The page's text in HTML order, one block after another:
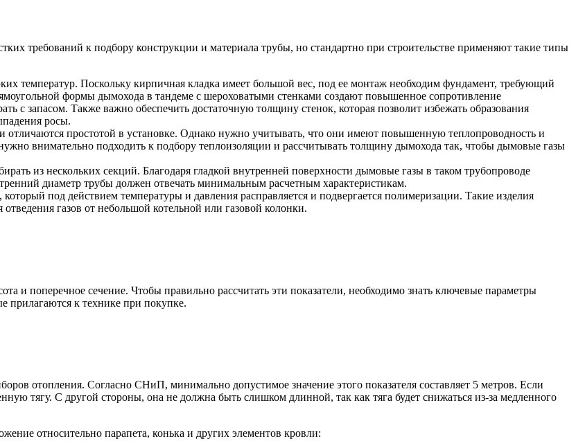
требований к подбору конструкции и материала трубы, но стандартно при строительстве применяют такие типы
температур. Поскольку кирпичная кладка имеет большой вес, под ее монтаж необходим фундамент, требующий
формы дымохода в тандеме с шероховатыми стенками создают повышенное сопротивление
с запасом. Также важно обеспечить достаточную толщину стенок, которая позволит избежать образования
росы.
отличаются простотой в установке. Однако нужно учитывать, что они имеют повышенную теплопроводность и
внимательно подходить к подбору теплоизоляции и рассчитывать толщину дымохода так, чтобы дымовые газы
из нескольких секций. Благодаря гладкой внутренней поверхности дымовые газы в таком трубопроводе
диаметр трубы должен отвечать минимальным расчетным характеристикам.
под действием температуры и давления расправляется и подвергается полимеризации. Такие изделия
газов от небольшой котельной или газовой колонки.
и поперечное сечение. Чтобы правильно рассчитать эти показатели, необходимо знать ключевые параметры
прилагаются к технике при покупке.
отопления. Согласно СНиП, минимально допустимое значение этого показателя составляет 5 метров. Если
тягу. С другой стороны, она не должна быть слишком длинной, так как тяга будет снижаться из-за медленного
относительно парапета, конька и других элементов кровли: